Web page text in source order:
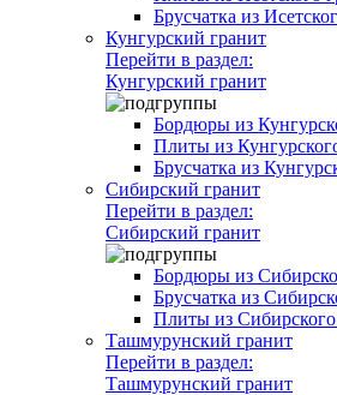
Брусчатка из
Кунгурский гранит
Перейти в раздел:
Кунгурский гранит
Бордюры из
Плиты из
Брусчатка из
Сибирский гранит
Перейти в раздел:
Сибирский гранит
Бордюры из
Брусчатка из
Плиты из Сибирского
Ташмурунский гранит
Перейти в раздел:
Ташмурунский гранит